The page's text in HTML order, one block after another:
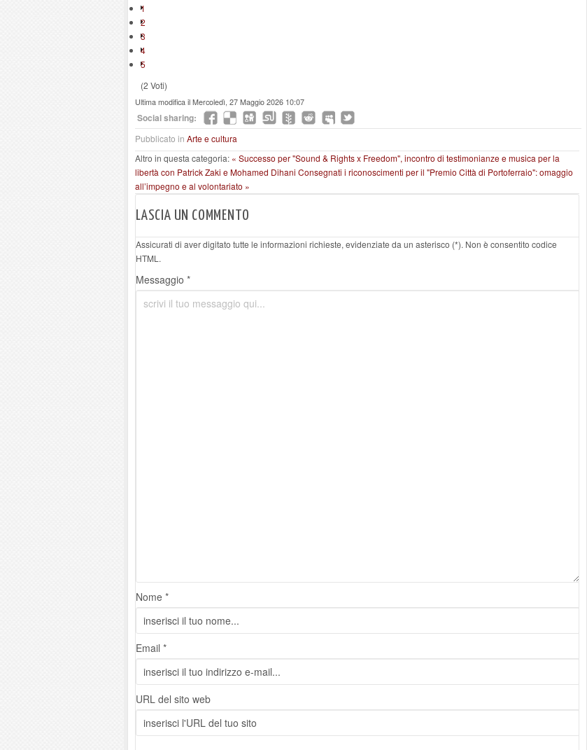
1
2
3
4
5
(2 Voti)
Ultima modifica il Mercoledì, 27 Maggio 2026 10:07
Social sharing:
Pubblicato in Arte e cultura
Altro in questa categoria: « Successo per "Sound & Rights x Freedom", incontro di testimonianze e musica per la
libertà con Patrick Zaki e Mohamed Dihani Consegnati i riconoscimenti per il "Premio Città di Portoferraio": omaggio
all’impegno e al volontariato »
LASCIA UN COMMENTO
Assicurati di aver digitato tutte le informazioni richieste, evidenziate da un asterisco (*). Non è consentito codice
HTML.
Messaggio *
Nome *
Email *
URL del sito web